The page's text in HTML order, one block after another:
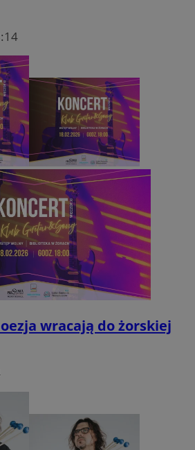
wracają do żorskiej